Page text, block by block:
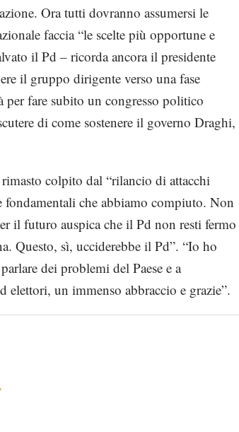
Ora tutti dovranno assumersi le
faccia “le scelte più opportune e
il Pd – ricorda ancora il presidente
il gruppo dirigente verso una fase
per fare subito un congresso politico
di come sostenere il governo Draghi,
rimasto colpito dal “rilancio di attacchi
che abbiamo compiuto. Non
il futuro auspica che il Pd non resti fermo
Questo, sì, ucciderebbe il Pd”. “Io ho
dei problemi del Paese e a
un immenso abbraccio e grazie”.